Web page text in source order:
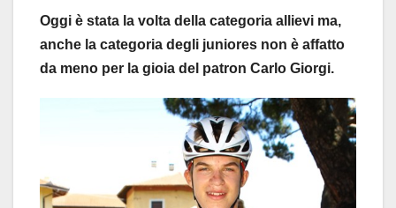
Oggi è stata la volta della categoria allievi ma,
anche la categoria degli juniores non è affatto
da meno per la gioia del patron Carlo Giorgi.